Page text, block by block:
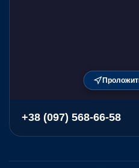
+38 (097) 568-66-58